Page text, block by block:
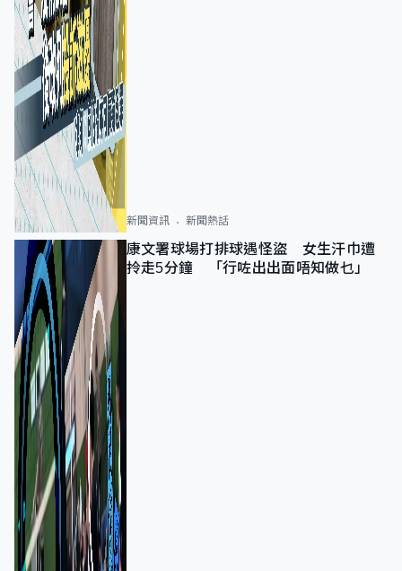
新聞資訊 新聞熱話
康文署球場打排球遇怪盜 女生汗巾遭
拎走5分鐘 「行咗出出面唔知做乜」